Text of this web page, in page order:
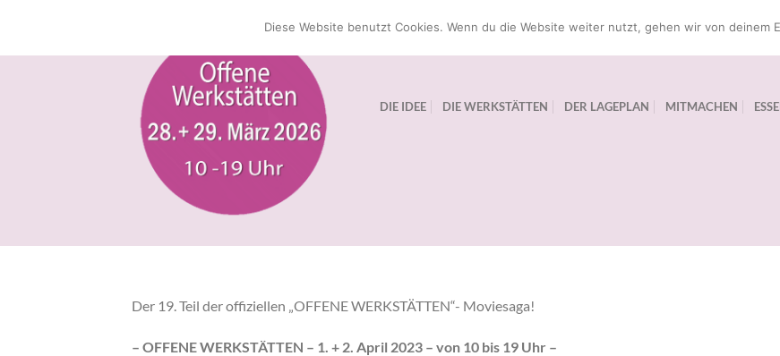
springen
DIE IDEE DIE WERKSTÄTTEN DER LAGEPLAN MITMACHEN
Der 19. Teil der offiziellen „OFFENE WERKSTÄTTEN“- Moviesaga!
– OFFENE WERKSTÄTTEN – 1. + 2. April 2023 – von 10 bis 19 Uhr –
Diese Website benutzt Cookies. Wenn du die Website weiter nutzt, gehen wir von deinem